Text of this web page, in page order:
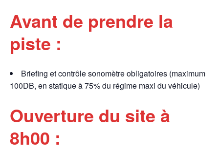
Avant de prendre la
piste :
Briefing et contrôle sonomètre obligatoires (maximum
100DB, en statique à 75% du régime maxi du véhicule)
Ouverture du site à
8h00 :